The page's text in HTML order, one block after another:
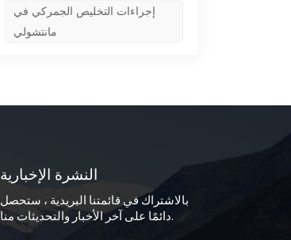
إجراءات التخليص الجمركي في
مانتشولي
النشرة الإخبارية
بالاشتراك في قائمتنا البريدية ، ستحصل
دائمًا على آخر الأخبار والتحديثات منا.